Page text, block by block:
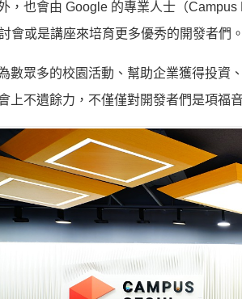
，也會由 Google 的專業人士（
會或是講座來培育更多優秀的開發者們。
數眾多的校園活動、幫助企業獲得投資
上不遺餘力，不僅僅對開發者們是項福